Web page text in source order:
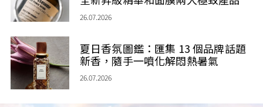
26.07.2026
夏日香氛圖鑑：匯集 13 個品牌話題
新香，隨手一噴化解悶熱暑氣
26.07.2026